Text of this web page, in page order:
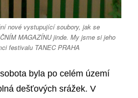
nové vystupující soubory, jak se
MAGAZÍNU jinde. My jsme si jeho
festivalu TANEC PRAHA
byla po celém území
dešťových srážek. V